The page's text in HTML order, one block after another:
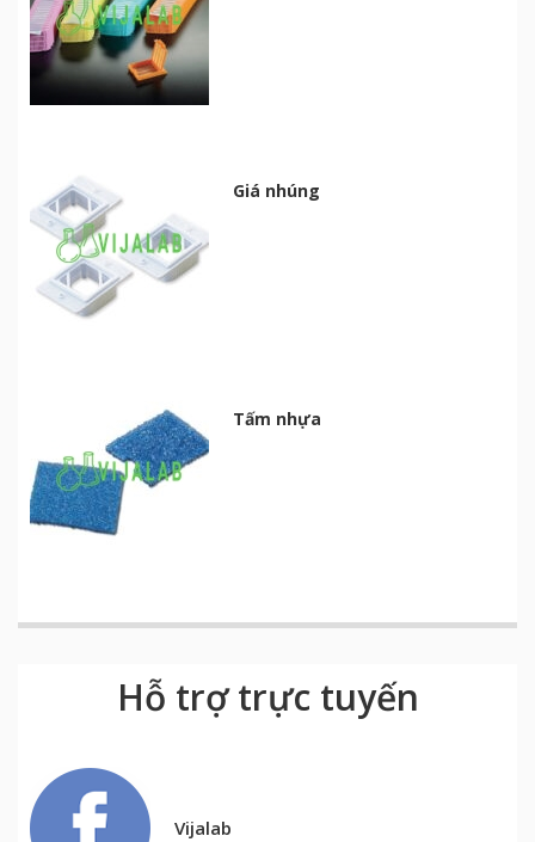
Giá nhúng
Tấm nhựa
Hỗ trợ trực tuyến
Vijalab